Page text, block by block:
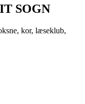
SOGN
kor, læseklub,